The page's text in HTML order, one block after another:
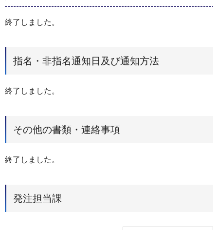
終了しました。
指名・非指名通知日及び通知方法
終了しました。
その他の書類・連絡事項
終了しました。
発注担当課